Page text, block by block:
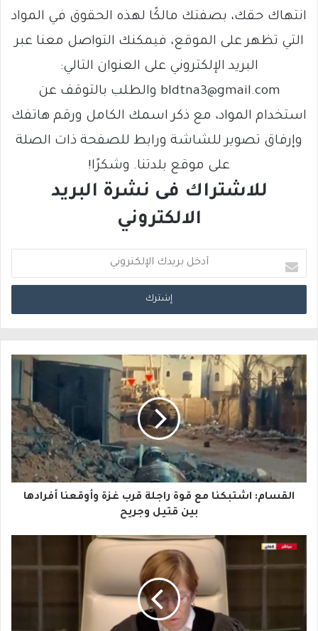
انتهاك حقك، بصفتك مالكًا لهذه الحقوق في المواد
التي تظهر على الموقع، فيمكنك التواصل معنا عبر
البريد الإلكتروني على العنوان التالي:
bldtna3@gmail.com والطلب بالتوقف عن
استخدام المواد، مع ذكر اسمك الكامل ورقم هاتفك
وإرفاق تصوير للشاشة ورابط للصفحة ذات الصلة
على موقع بلدتنا. وشكرًا!
للاشتراك فى نشرة البريد
الالكتروني
د
خ
ب
ر
د
ك
ا
إ
القسام: اشتبكنا مع قوة راجلة قرب غزة وأوقعنا أفرادها
بين قتيل وجريح